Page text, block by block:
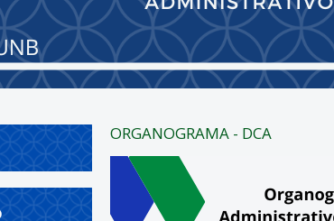
ORGANOGRAMA - DCA